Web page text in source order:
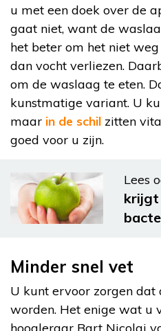
u met een doek over de
gaat niet, want de
het beter om het niet
dan vocht verliezen.
om de waslaag te eten.
kunstmatige variant. U
maar in de schil zitten
goed voor u zijn.
Lees
krijgt
Minder snel vet
U kunt ervoor zorgen dat
worden. Het enige wat u
hoogleraar Bart Nicolai